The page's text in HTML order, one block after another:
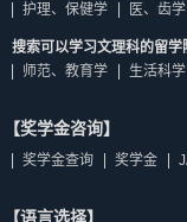
护理、保健学
医、齿学
搜索可以学习文理科的留学
师范、教育学
生活科学
【奖学金咨询】
奖学金查询 奖学金
【语言选择】